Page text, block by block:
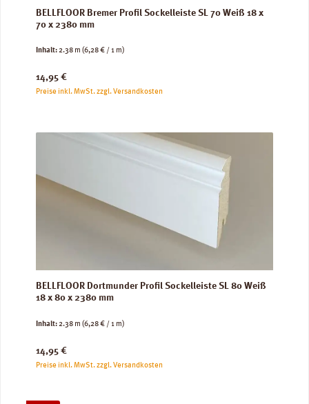
BELLFLOOR Bremer Profil Sockelleiste SL 70 Weiß 18 x
70 x 2380 mm
Inhalt:2.38 m (6,28 € / 1 m)
Regulärer Preis:
14,95 €
Preise inkl. MwSt. zzgl. Versandkosten
BELLFLOOR Dortmunder Profil Sockelleiste SL 80 Weiß
18 x 80 x 2380 mm
Inhalt:2.38 m (6,28 € / 1 m)
Regulärer Preis:
14,95 €
Preise inkl. MwSt. zzgl. Versandkosten